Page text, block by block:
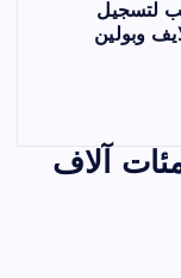
لتسجيل
وبولين
مئات آلاف